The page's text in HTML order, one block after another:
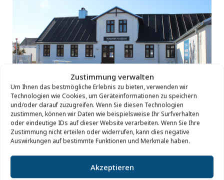
Zustimmung verwalten
Um Ihnen das bestmögliche Erlebnis zu bieten, verwenden wir
Technologien wie Cookies, um Geräteinformationen zu speichern
und/oder darauf zuzugreifen. Wenn Sie diesen Technologien
zustimmen, können wir Daten wie beispielsweise Ihr Surfverhalten
oder eindeutige IDs auf dieser Website verarbeiten. Wenn Sie Ihre
Zustimmung nicht erteilen oder widerrufen, kann dies negative
Auswirkungen auf bestimmte Funktionen und Merkmale haben.
Akzeptieren
20 Min. von Hanstholm entfernt
VORUPØR-MUSEUM
Im alten Haus des Bootsbauers finden Sie das
gemütlichste Museum in Thy. In der alten Bootswerft